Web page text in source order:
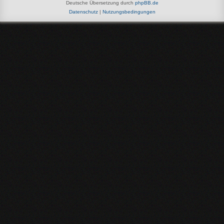
Deutsche Übersetzung durch phpBB.de
Datenschutz| Nutzungsbedingungen